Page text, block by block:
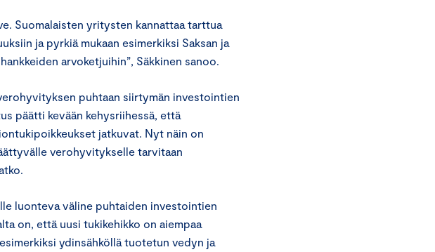
Suomalaisten yritysten kannattaa tarttua
ja pyrkiä mukaan esimerkiksi Saksan ja
arvoketjuihin”, Säkkinen sanoo.
puhtaan siirtymän investointien
päätti kevään kehysriihessä, että
jatkuvat. Nyt näin on
verohyvitykselle tarvitaan
luonteva väline puhtaiden investointien
on, että uusi tukikehikko on aiempaa
ydinsähköllä tuotetun vedyn ja